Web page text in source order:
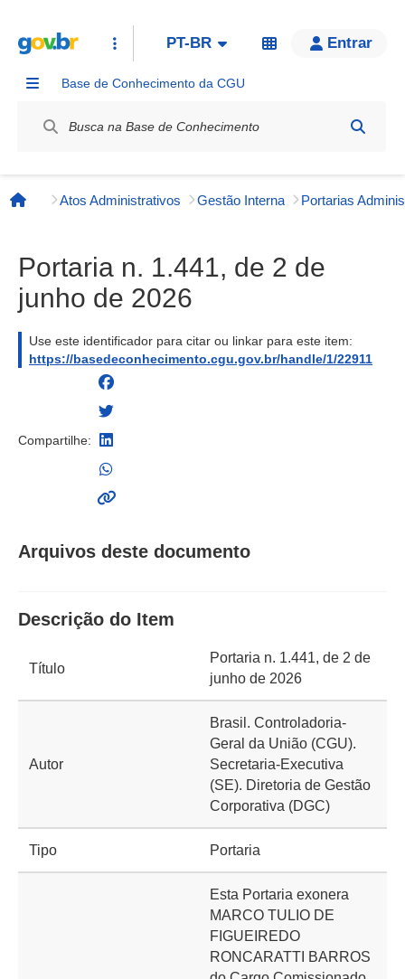
PT-BR Entrar
Base de Conhecimento da CGU
Página inicial
Atos Administrativos Gestão Interna
Portaria n. 1.441, de 2 de
junho de 2026
Use este identificador para citar ou linkar para este item:
https://basedeconhecimento.cgu.gov.br/handle/1/22911
Compartilhe:
Arquivos deste documento
Descrição do Item
Título
Portaria n. 1.441, de 2 de
junho de 2026
Autor
Brasil. Controladoria-
Geral da União (CGU).
Secretaria-Executiva
(SE). Diretoria de Gestão
Corporativa (DGC)
Tipo Portaria
Esta Portaria exonera
MARCO TULIO DE
FIGUEIREDO
RONCARATTI BARROS